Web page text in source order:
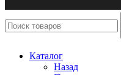
Каталог
Назад